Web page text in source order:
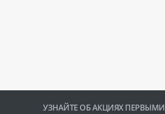
УЗНАЙТЕ ОБ АКЦИЯХ ПЕРВЫМИ